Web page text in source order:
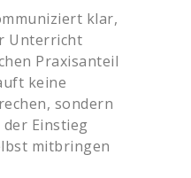
klar,
Unterricht
Praxisanteil
keine
sondern
Einstieg
mitbringen